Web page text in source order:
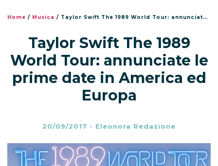
Home / Musica / Taylor Swift The 1989 World Tour: annunciate le prime date in America ed Europa
Taylor Swift The 1989
World Tour: annunciate le
prime date in America ed
Europa
20/09/2017 - Eleonora Redazione